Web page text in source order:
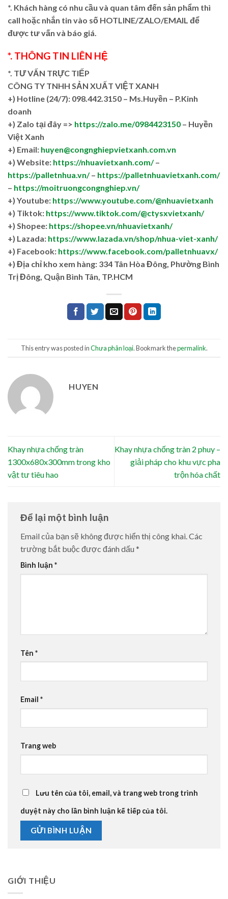
*. Khách hàng có nhu cầu và quan tâm đến sản phẩm thì
call hoặc nhắn tin vào số HOTLINE/ZALO/EMAIL để
được tư vấn và báo giá.
*. THÔNG TIN LIÊN HỆ
*. TƯ VẤN TRỰC TIẾP
CÔNG TY TNHH SẢN XUẤT VIỆT XANH
+) Hotline (24/7): 098.442.3150 – Ms.Huyền – P.Kinh
doanh
+) Zalo tại đây => https://zalo.me/0984423150 – Huyền
Việt Xanh
+) Email: huyen@congnghiepvietxanh.com.vn
+) Website: https://nhuavietxanh.com/–
https://palletnhua.vn/– https://palletnhuavietxanh.com/
– https://moitruongcongnghiep.vn/
+) Youtube: https://www.youtube.com/@nhuavietxanh
+) Tiktok: https://www.tiktok.com/@ctysxvietxanh/
+) Shopee: https://shopee.vn/nhuavietxanh/
+) Lazada: https://www.lazada.vn/shop/nhua-viet-xanh/
+) Facebook: https://www.facebook.com/palletnhuavx/
+) Địa chỉ kho xem hàng: 334 Tân Hòa Đông, Phường Bình
Trị Đông, Quận Bình Tân, TP.HCM
This entry was posted inChưa phân loại. Bookmark thepermalink.
HUYEN
Khay nhựa chống tràn
1300x680x300mm trong kho
vật tư tiêu hao
Khay nhựa chống tràn 2 phuy –
giải pháp cho khu vực pha
trộn hóa chất
Để lại một bình luận
Email của bạn sẽ không được hiển thị công khai.Các
trường bắt buộc được đánh dấu *
Bình luận *
Tên *
Email *
Trang web
Lưu tên của tôi, email, và trang web trong trình
duyệt này cho lần bình luận kế tiếp của tôi.
GIỚI THIỆU